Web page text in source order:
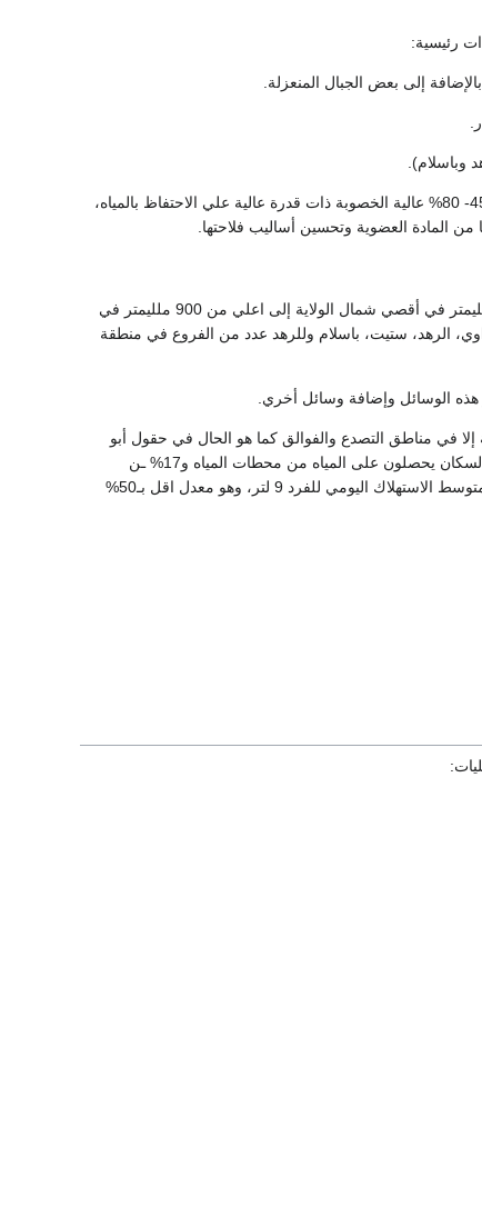
رئيسية:
التربة الطينية السوداء هي السائدة في الولاية وتتميز بارتفاع نسبة حبيبات الطين حيث تتراوح نسبته بين 45- 80% عالية الخصوبة ذات قدرة عالية علي الاحتفاظ بالمياه،
المادة العضوية وتحسين أساليب فلاحتها.
تشكل الأمطار أهم مصادر الموارد المائية في الولاية إذ يتراوح معدل المطر السنوي فيها اقل من 300 ملليمتر في أقصي شمال الولاية إلى اعلي من 900 ملليمتر في
الرهد، ستيت، باسلام وللرهد عدد من الفروع في منطقة
هذه الوسائل وإضافة وسائل أخري.
إلا في مناطق التصدع والفوالق كما هو الحال في حقول أبو
النجا والعزازة وراشد . وقد أوضحت الدراسات التي أجريت لتخطيط استخدامات الأرضي، أن 25 % من السكان يحصلون على المياه من محطات المياه و17% ـن
الحـفائر و20% من الآبار السطحية و6% من الأنهار والخيران و 23% من مصادر أخرى. وأشارت إلى ان متوسط الاستهلاك اليومي للفرد 9 لتر، وهو معدل اقل بـ50%